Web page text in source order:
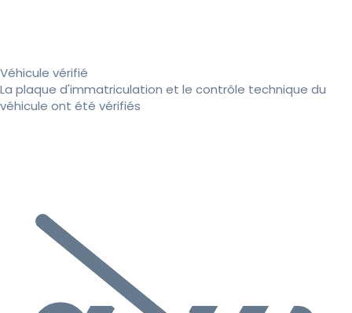
Véhicule vérifié
La plaque d'immatriculation et le contrôle technique du
véhicule ont été vérifiés